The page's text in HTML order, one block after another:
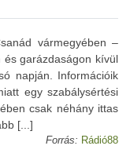
vármegyében –
és garázdaságon kívül
napján. Információik
egy szabálysértési
csak néhány ittas
[...]
Forrás: Rádió88